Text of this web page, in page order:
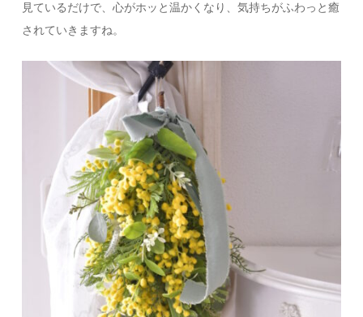
見ているだけで、心がホッと温かくなり、気持ちがふわっと癒
されていきますね。